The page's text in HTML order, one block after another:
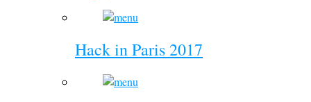
Hack in Paris 2017